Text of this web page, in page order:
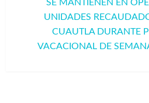
Entrada
siguiente
SE MANTIENEN EN
UNIDADES
CUAUTLA DURANTE
VACACIONAL DE